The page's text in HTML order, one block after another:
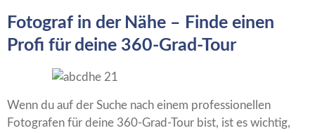
Fotograf in der Nähe – Finde einen
Profi für deine 360-Grad-Tour
Wenn du auf der Suche nach einem professionellen
Fotografen für deine 360-Grad-Tour bist, ist es wichtig,